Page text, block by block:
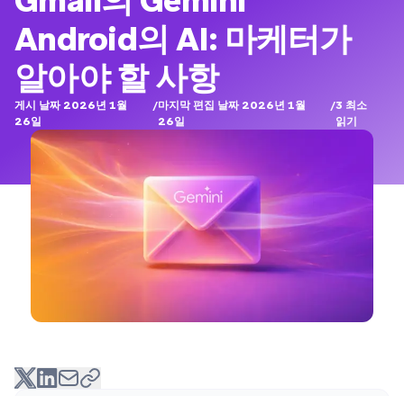
Android의 AI: 마케터가
알아야 할 사항
게시 날짜 2026년 1월
26일
/마지막 편집 날짜 2026년 1월
26일
/3 최소
읽기